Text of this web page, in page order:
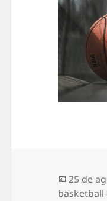
el
25 de
basketball